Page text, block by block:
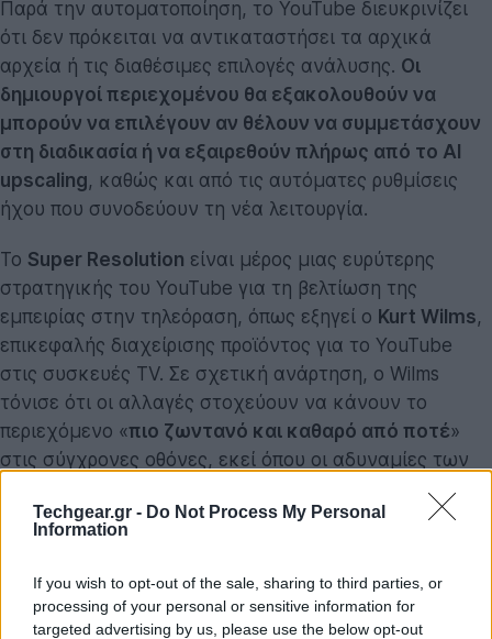
Techgear.gr - Do Not Process My Personal
Information
If you wish to opt-out of the sale, sharing to third parties, or
processing of your personal or sensitive information for
targeted advertising by us, please use the below opt-out
Παρά την αυτοματοποίηση, το YouTube διευκρινίζει
ότι δεν πρόκειται να αντικαταστήσει τα αρχικά
αρχεία ή τις διαθέσιμες επιλογές ανάλυσης. Οι
δημιουργοί περιεχομένου θα εξακολουθούν να
μπορούν να επιλέγουν αν θέλουν να συμμετάσχουν
στη διαδικασία ή να εξαιρεθούν πλήρως από το AI
upscaling, καθώς και από τις αυτόματες ρυθμίσεις
ήχου που συνοδεύουν τη νέα λειτουργία.
Το Super Resolution είναι μέρος μιας ευρύτερης
στρατηγικής του YouTube για τη βελτίωση της
εμπειρίας στην τηλεόραση, όπως εξηγεί ο Kurt Wilms,
επικεφαλής διαχείρισης προϊόντος για το YouTube
στις συσκευές TV. Σε σχετική ανάρτηση, ο Wilms
τόνισε ότι οι αλλαγές στοχεύουν να κάνουν το
περιεχόμενο «πιο ζωντανό και καθαρό από ποτέ»
στις σύγχρονες οθόνες, εκεί όπου οι αδυναμίες των
Παράλληλα, η εταιρεία δοκιμάζει και μια σειρά από
δημιουργία περιεχομένου. Ένα σημαντικόνέο
χαρακτηριστικό είναι η αύξηση του ορίου για τα